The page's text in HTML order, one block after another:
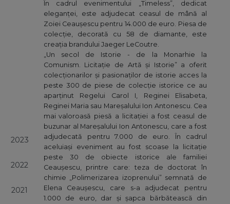
2023
2022
2021
În cadrul evenimentului „Timeless”, dedicat
eleganței, este adjudecat ceasul de mână al
Zoiei Ceaușescu pentru 14.000 de euro. Piesa de
colecție, decorată cu 58 de diamante, este
creația brandului Jaeger LeCoutre.
„Un secol de Istorie - de la Monarhie la
Comunism. Licitație de Artă și Istorie” a oferit
colecționarilor și pasionaților de istorie acces la
peste 300 de piese de colecție istorice ce au
aparținut Regelui Carol I, Reginei Elisabeta,
Reginei Maria sau Mareșalului Ion Antonescu. Cea
mai valoroasă piesă a licitației a fost ceasul de
buzunar al Mareșalului Ion Antonescu, care a fost
adjudecată pentru 7.000 de euro. În cadrul
aceluiași eveniment au fost scoase la licitație
peste 30 de obiecte istorice ale familiei
Ceaușescu, printre care: teza de doctorat în
chimie „Polimerizarea izoprenului” semnată de
Elena Ceaușescu, care s-a adjudecat pentru
1.000 de euro, dar și șapca bărbătească din